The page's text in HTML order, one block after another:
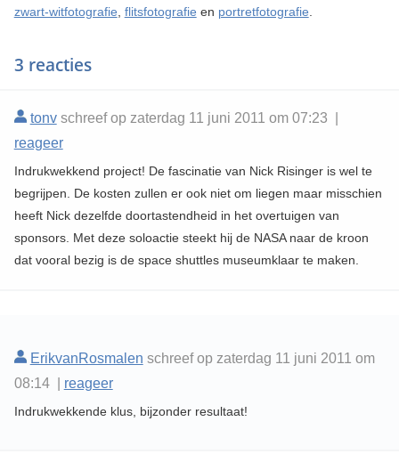
zwart-witfotografie flitsfotografie en portretfotografie
3 reacties
tonvschreef op zaterdag 11 juni 2011 om 07:23 |
reageer
Indrukwekkend project! De fascinatie van Nick Risinger is wel te
begrijpen. De kosten zullen er ook niet om liegen maar misschien
heeft Nick dezelfde doortastendheid in het overtuigen van
sponsors. Met deze soloactie steekt hij de NASA naar de kroon
dat vooral bezig is de space shuttles museumklaar te maken.
ErikvanRosmalen schreef op zaterdag 11 juni 2011 om
08:14 | reageer
Indrukwekkende klus, bijzonder resultaat!